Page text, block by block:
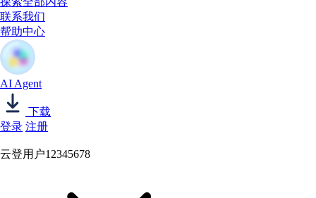
联系我们
帮助中心
AI Agent
下载
登录 注册
云登用户12345678